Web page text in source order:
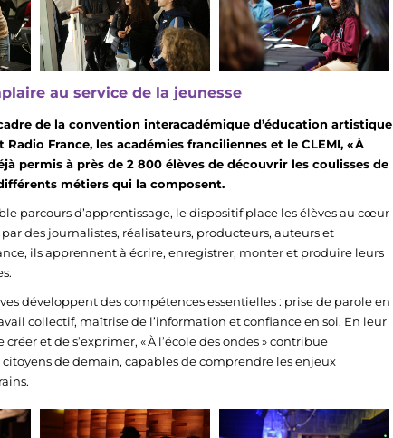
au service de la jeunesse
de la convention interacadémique d’éducation artistique
France, les académies franciliennes et le CLEMI, « À
permis à près de 2 800 élèves de découvrir les coulisses de
métiers qui la composent.
parcours d’apprentissage, le dispositif place les élèves au cœur
des journalistes, réalisateurs, producteurs, auteurs et
ils apprennent à écrire, enregistrer, monter et produire leurs
développent des compétences essentielles : prise de parole en
collectif, maîtrise de l’information et confiance en soi. En leur
et de s’exprimer, « À l’école des ondes » contribue
de demain, capables de comprendre les enjeux